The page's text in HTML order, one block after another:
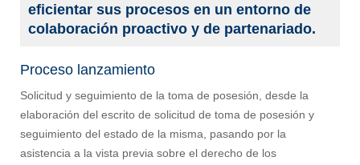
eficientar sus procesos en un entorno de
colaboración proactivo y de partenariado.
Proceso lanzamiento
Solicitud y seguimiento de la toma de posesión, desde la
elaboración del escrito de solicitud de toma de posesión y
seguimiento del estado de la misma, pasando por la
asistencia a la vista previa sobre el derecho de los